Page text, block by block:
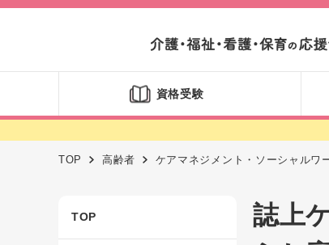
資格受験
TOP 高齢者 ケアマネジメント・ソーシャルワ
TOP
誌上